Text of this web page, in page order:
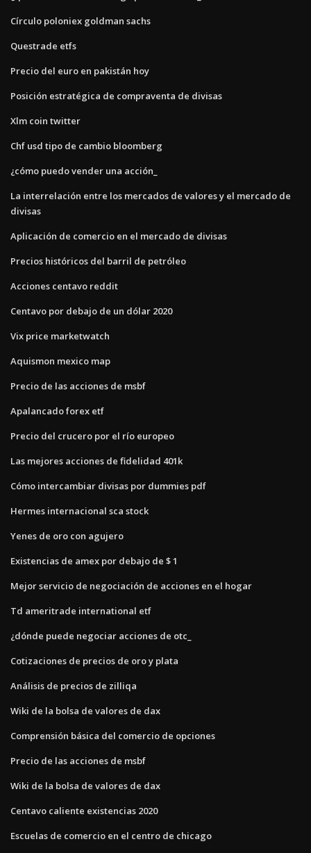
Círculo poloniex goldman sachs
Questrade etfs
Precio del euro en pakistán hoy
Posición estratégica de compraventa de divisas
Xlm coin twitter
Chf usd tipo de cambio bloomberg
¿cómo puedo vender una acción_
La interrelación entre los mercados de valores y el mercado de
divisas
Aplicación de comercio en el mercado de divisas
Precios históricos del barril de petróleo
Acciones centavo reddit
Centavo por debajo de un dólar 2020
Vix price marketwatch
Aquismon mexico map
Precio de las acciones de msbf
Apalancado forex etf
Precio del crucero por el río europeo
Las mejores acciones de fidelidad 401k
Cómo intercambiar divisas por dummies pdf
Hermes internacional sca stock
Yenes de oro con agujero
Existencias de amex por debajo de $ 1
Mejor servicio de negociación de acciones en el hogar
Td ameritrade international etf
¿dónde puede negociar acciones de otc_
Cotizaciones de precios de oro y plata
Análisis de precios de zilliqa
Wiki de la bolsa de valores de dax
Comprensión básica del comercio de opciones
Precio de las acciones de msbf
Wiki de la bolsa de valores de dax
Centavo caliente existencias 2020
Escuelas de comercio en el centro de chicago